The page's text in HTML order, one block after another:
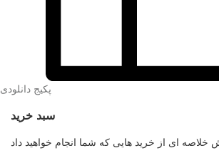
پکیج دانلودی
سبد خرید
خلاصه ای از خرید هایی که شما انجام خواهید داد